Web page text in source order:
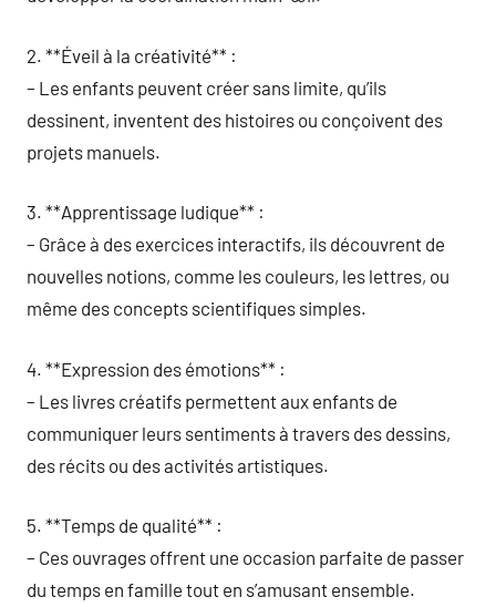
2. **Éveil à la créativité** :
– Les enfants peuvent créer sans limite, qu’ils
dessinent, inventent des histoires ou conçoivent des
projets manuels.
3. **Apprentissage ludique** :
– Grâce à des exercices interactifs, ils découvrent de
nouvelles notions, comme les couleurs, les lettres, ou
même des concepts scientifiques simples.
4. **Expression des émotions** :
– Les livres créatifs permettent aux enfants de
communiquer leurs sentiments à travers des dessins,
des récits ou des activités artistiques.
5. **Temps de qualité** :
– Ces ouvrages offrent une occasion parfaite de passer
du temps en famille tout en s’amusant ensemble.